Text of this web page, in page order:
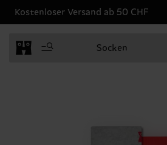
Kostenloser Versand ab 50 CHF
Socken